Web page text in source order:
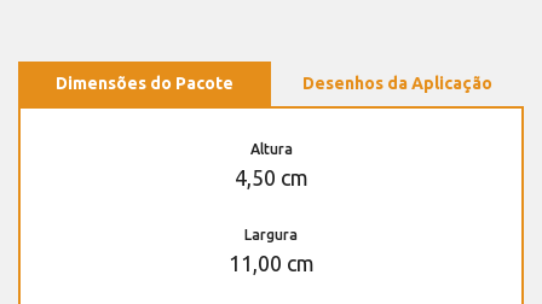
Dimensões do Pacote Desenhos da Aplicação
Altura
4,50 cm
Largura
11,00 cm